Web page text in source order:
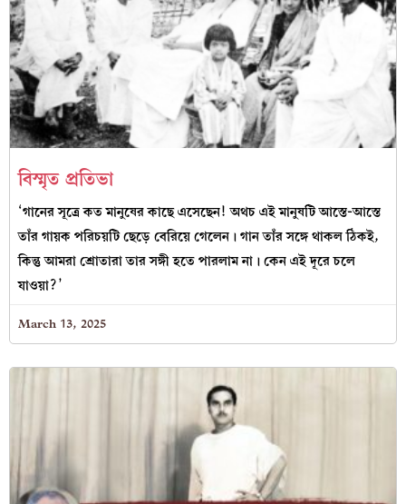
বিস্মৃত প্রতিভা
‘গানের সূত্রে কত মানুষের কাছে এসেছেন! অথচ এই মানুষটি আস্তে-আস্তে
তাঁর গায়ক পরিচয়টি ছেড়ে বেরিয়ে গেলেন। গান তাঁর সঙ্গে থাকল ঠিকই,
কিন্তু আমরা শ্রোতারা তার সঙ্গী হতে পারলাম না। কেন এই দূরে চলে
যাওয়া?’
March 13, 2025